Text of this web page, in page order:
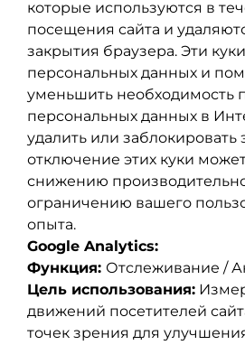
которые используются в
посещения сайта и
закрытия браузера. Эти
персональных данных и
уменьшить необходимость
персональных данных в
удалить или заблокировать
отключение этих куки
снижению
ограничению вашего
опыта.
Google Analytics:
Функция: Отслеживание /
Цель использования:
движений посетителей
точек зрения для